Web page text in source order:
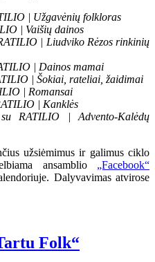
| Užgavėnių folkloras
| Vaišių dainos
| Liudviko Rėzos rinkinių
| Dainos mamai
| Šokiai, rateliai, žaidimai
| Romansai
| Kanklės
RATILIO | Advento-Kalėdų
užsiėmimus ir galimus ciklo
ansamblio „Facebook“
Dalyvavimas atvirose
Folk“